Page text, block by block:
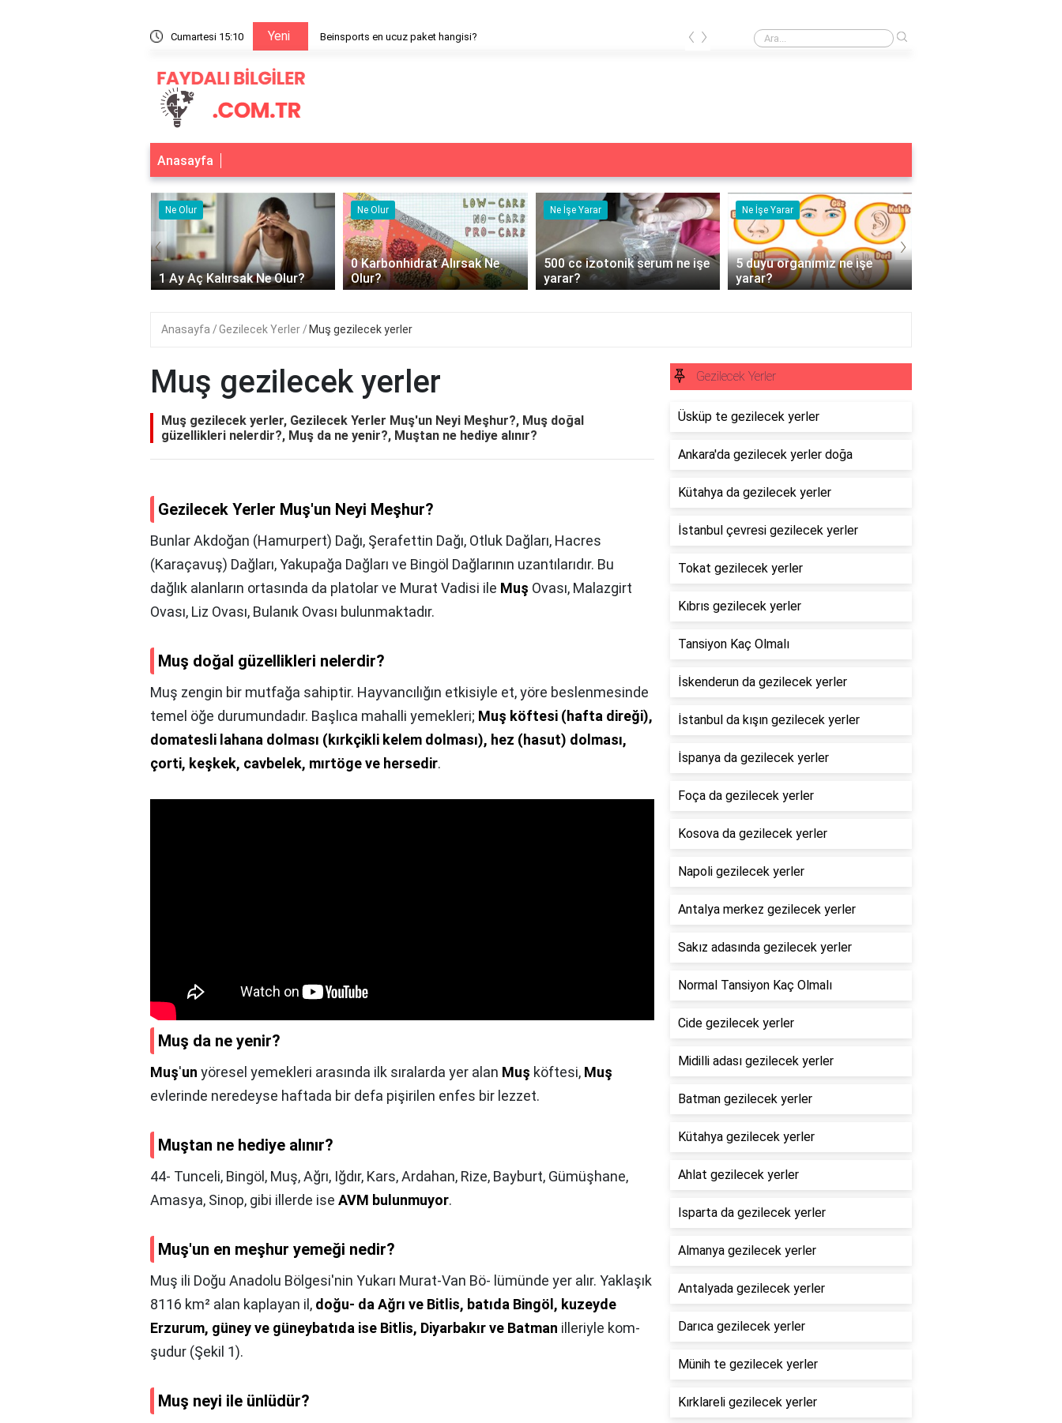
Cumartesi 15:11 Yeni Beinsports en ucuz paket hangisi? Beinsports en ucuz paket hangisi?
‹ ›
Anasayfa
Ne Olur
1 Ay Aç Kalırsak Ne Olur?
Ne Olur
0 Karbonhidrat Alırsak Ne
Olur?
Ne İşe Yarar
500 cc izotonik serum ne işe
yarar?
Ne İşe Yarar
5 duyu organımız ne işe
yarar?
‹ ›
Anasayfa Gezilecek Yerler Muş gezilecek yerler
Muş gezilecek yerler
Muş gezilecek yerler, Gezilecek Yerler Muş'un Neyi Meşhur?, Muş doğal
güzellikleri nelerdir?, Muş da ne yenir?, Muştan ne hediye alınır?
Gezilecek Yerler Muş'un Neyi Meşhur?
Bunlar Akdoğan (Hamurpert) Dağı, Şerafettin Dağı, Otluk Dağları, Hacres
(Karaçavuş) Dağları, Yakupağa Dağları ve Bingöl Dağlarının uzantılarıdır. Bu
dağlık alanların ortasında da platolar ve Murat Vadisi ile Muş Ovası, Malazgirt
Ovası, Liz Ovası, Bulanık Ovası bulunmaktadır.
Muş doğal güzellikleri nelerdir?
Muş zengin bir mutfağa sahiptir. Hayvancılığın etkisiyle et, yöre beslenmesinde
temel öğe durumundadır. Başlıca mahalli yemekleri; Muş köftesi (hafta direği),
domatesli lahana dolması (kırkçikli kelem dolması), hez (hasut) dolması,
çorti, keşkek, cavbelek, mırtöge ve hersedir.
Muş da ne yenir?
Muş'un yöresel yemekleri arasında ilk sıralarda yer alan Muş köftesi, Muş
evlerinde neredeyse haftada bir defa pişirilen enfes bir lezzet.
Muştan ne hediye alınır?
44- Tunceli, Bingöl, Muş, Ağrı, Iğdır, Kars, Ardahan, Rize, Bayburt, Gümüşhane,
Amasya, Sinop, gibi illerde ise AVM bulunmuyor.
Muş'un en meşhur yemeği nedir?
Muş ili Doğu Anadolu Bölgesi'nin Yukarı Murat-Van Bö- lümünde yer alır. Yaklaşık
8116 km² alan kaplayan il, doğu- da Ağrı ve Bitlis, batıda Bingöl, kuzeyde
Erzurum, güney ve güneybatıda ise Bitlis, Diyarbakır ve Batman illeriyle kom-
şudur (Şekil 1).
Muş neyi ile ünlüdür?
Gezilecek Yerler
Üsküp te gezilecek yerler
Ankara'da gezilecek yerler doğa
Kütahya da gezilecek yerler
İstanbul çevresi gezilecek yerler
Tokat gezilecek yerler
Kıbrıs gezilecek yerler
Tansiyon Kaç Olmalı
İskenderun da gezilecek yerler
İstanbul da kışın gezilecek yerler
İspanya da gezilecek yerler
Foça da gezilecek yerler
Kosova da gezilecek yerler
Napoli gezilecek yerler
Antalya merkez gezilecek yerler
Sakız adasında gezilecek yerler
Normal Tansiyon Kaç Olmalı
Cide gezilecek yerler
Midilli adası gezilecek yerler
Batman gezilecek yerler
Kütahya gezilecek yerler
Ahlat gezilecek yerler
Isparta da gezilecek yerler
Almanya gezilecek yerler
Antalyada gezilecek yerler
Darıca gezilecek yerler
Münih te gezilecek yerler
Kırklareli gezilecek yerler